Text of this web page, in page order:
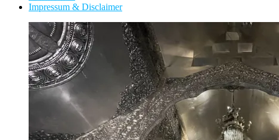
Impressum & Disclaimer